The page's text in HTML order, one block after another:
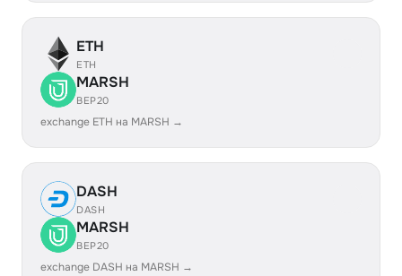
ETH
ETH
MARSH
BEP20
exchange ETH на MARSH →
DASH
DASH
MARSH
BEP20
exchange DASH на MARSH →